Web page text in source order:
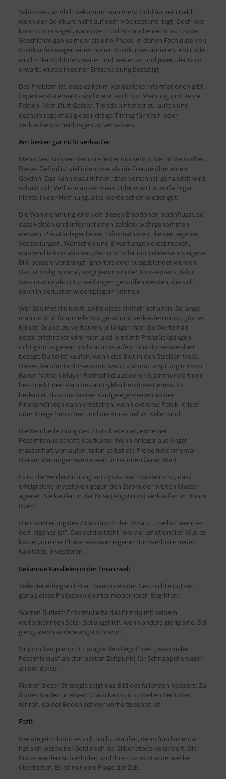
Selbstverständlich bekommt man mehr Gold für sein Geld,
wenn der Goldkurs nicht auf dem Höchststand liegt. Doch wer
kann schon sagen, wann der Höchststand erreicht ist? In der
Geschichte gab es mehr als eine Phase, in denen Fachleute von
Goldkäufen wegen eines hohen Goldkurses abrieten. Am Ende
wuchs der Goldpreis weiter und weiter an und jeder, der Gold
erwarb, wurde in seiner Entscheidung bestätigt.
Das Problem ist, dass es kaum verlässliche Informationen gibt.
Expertenstatements sind meist auch nur Meinung und keine
Fakten. Man läuft Gefahr, Trends hinterher zu laufen und
deshalb regelmäßig das richtige Timing für Kauf- oder
Verkaufsentscheidungen zu verpassen.
Am besten gar nicht verkaufen
Menschen können Verluste leider nur sehr schlecht verkraften.
Dieses Gefühl ist viel intensiver als die Freude über einen
Gewinn. Das kann dazu führen, dass vorschnell gehandelt wird,
sobald sich Verluste abzeichnen. Oder man tut einfach gar
nichts, in der Hoffnung, alles werde schon wieder gut.
Die Wahrnehmung wird von diesen Emotionen beeinflusst, so
dass Fakten und Informationen selektiv wahrgenommen
werden. Privatanleger lieben Informationen, die den eigenen
Vorstellungen, Wünschen und Erwartungen entsprechen,
während Informationen, die nicht oder nur teilweise ins eigene
Bild passen, verdrängt, ignoriert oder ausgeblendet werden.
Das ist völlig normal, sorgt jedoch in der Konsequenz dafür,
dass irrationale Entscheidungen getroffen werden, die sich
dann in Verlusten widerspiegeln können.
Wer Edelmetalle kauft, sollte diese einfach behalten. So lange
man nicht in finanzielle Not gerät und verkaufen muss, gibt es
keinen Grund, zu verkaufen. Je länger man die Werte hält,
desto erfahrener wird man und lernt mit Preisrückgängen
richtig umzugehen und nachzukaufen. Eine Börsenweisheit
besagt: Du sollst kaufen, wenn das Blut in den Straßen fließt.
Dieses berühmte Börsensprichwort stammt ursprünglich von
Baron Nathan Mayer Rothschild aus dem 18. Jahrhundert und
beschreibt den Kern des antizyklischen Investierens. Es
bedeutet, dass die besten Kaufgelegenheiten an den
Finanzmärkten dann entstehen, wenn extreme Panik, Krisen
oder Kriege herrschen und die Kurse tief im Keller sind.
Die Kernbedeutung des Zitats bedeutet, extremer
Pessimismus schafft Kaufkurse: Wenn Anleger aus Angst
massenhaft verkaufen, fallen selbst die Preise fundamental
starker Vermögenswerte weit unter ihren fairen Wert.
Es ist die Verdeutlichung antizyklischen Handelns ist, dass
erfolgreiche Investoren gegen den Strom der breiten Masse
agieren. Sie kaufen in der Krise (Angst) und verkaufen im Boom
(Gier).
Die Erweiterung des Zitats durch den Zusatz „…selbst wenn es
dein eigenes ist“. Das verdeutlicht, wie viel emotionalen Mut es
kostet, in einer Phase massiver eigener Buchverluste neues
Kapital zu investieren.
Bekannte Parallelen in der Finanzwelt
Viele der erfolgreichsten Investoren der Geschichte nutzen
genau diese Philosophie unter moderneren Begriffen:
Warren Buffett: Er formulierte das Prinzip mit seinem
weltbekannten Satz: „Sei ängstlich, wenn andere gierig sind. Sei
gierig, wenn andere ängstlich sind.“
Sir John Templeton: Er prägte den Begriff des „maximalen
Pessimismus“ als den besten Zeitpunkt für Schnäppchenjäger
an der Börse.
Risiken dieser Strategie zeigt das Bild des fallenden Messers: Zu
frühes Kaufen in einem Crash kann zu schnellen Verlusten
führen, da der Boden schwer vorherzusehen ist.
Fazit
Gerade jetzt lohnt es sich nachzukaufen, denn fundamental
hat sich werde bei Gold noch bei Silber etwas verändert. Die
Kurse werden sich erholen und ihre Höchststände wieder
überbieten. Es ist nur eine Frage der Zeit.